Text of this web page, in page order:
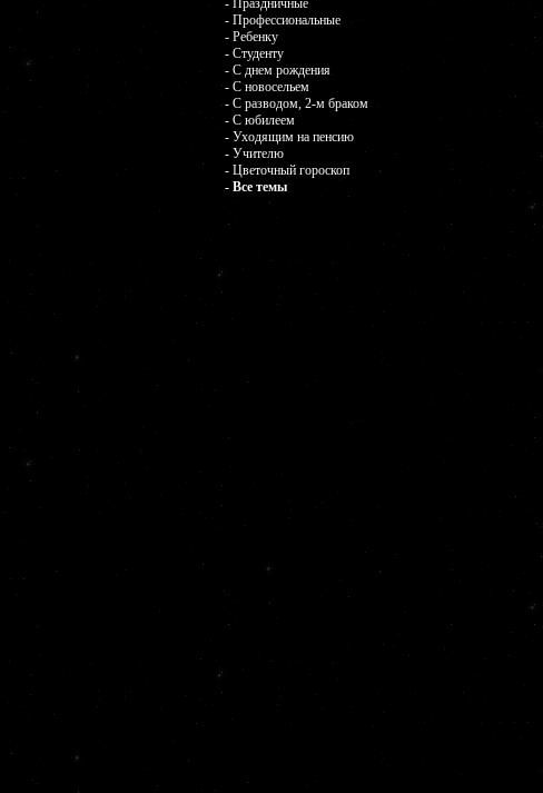
- Праздничные
- Профессиональные
- Ребенку
- Студенту
- С днем рождения
- С новосельем
- С разводом, 2-м браком
- С юбилеем
- Уходящим на пенсию
- Учителю
- Цветочный гороскоп
- Все темы